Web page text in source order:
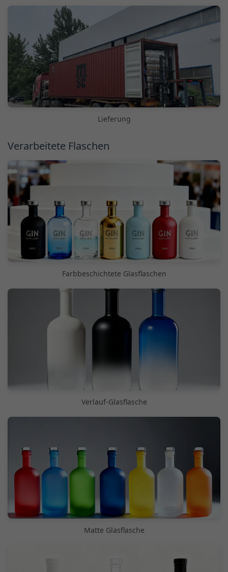
Lieferung
Verarbeitete Flaschen
Farbbeschichtete Glasflaschen
Verlauf-Glasflasche
Matte Glasflasche